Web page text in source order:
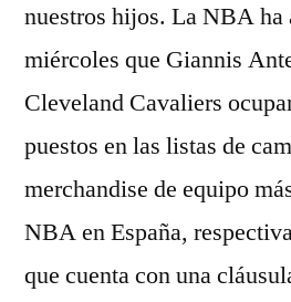
nuestros hijos. La NBA ha
miércoles que Giannis
Cleveland Cavaliers
puestos en las listas de
merchandise de equipo
NBA en España,
que cuenta con una